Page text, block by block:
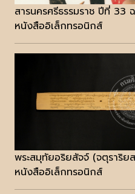
สารนครศรีธรรมราช ปีที่
หนังสืออิเล็กทรอนิกส์
พระสมุทัยอริยสัจจ์ (จตุราริย
หนังสืออิเล็กทรอนิกส์